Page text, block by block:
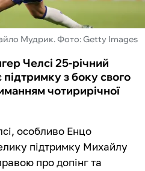
Мудрик. Фото: Getty Images
Челсі 25-річний
з боку свого
чотирирічної
особливо Енцо
підтримку Михайлу
про допінг та